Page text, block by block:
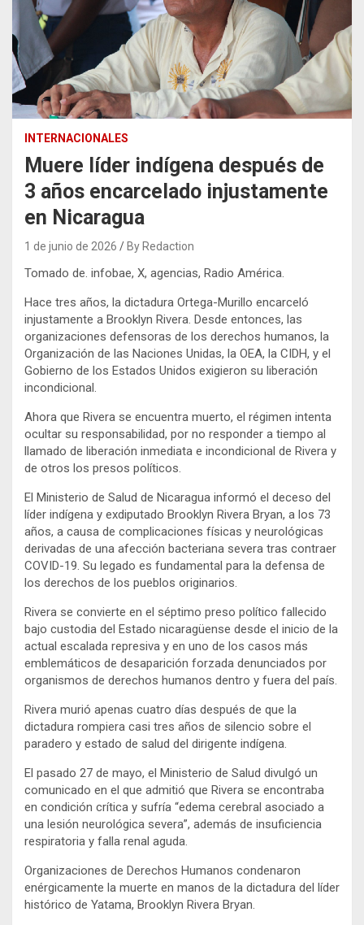
INTERNACIONALES
Muere líder indígena después de
3 años encarcelado injustamente
en Nicaragua
1 de junio de 2026 By Redaction
Tomado de. infobae, X, agencias, Radio América.
Hace tres años, la dictadura Ortega-Murillo encarceló
injustamente a Brooklyn Rivera. Desde entonces, las
organizaciones defensoras de los derechos humanos, la
Organización de las Naciones Unidas, la OEA, la CIDH, y el
Gobierno de los Estados Unidos exigieron su liberación
incondicional.
Ahora que Rivera se encuentra muerto, el régimen intenta
ocultar su responsabilidad, por no responder a tiempo al
llamado de liberación inmediata e incondicional de Rivera y
de otros los presos políticos.
El Ministerio de Salud de Nicaragua informó el deceso del
líder indígena y exdiputado Brooklyn Rivera Bryan, a los 73
años, a causa de complicaciones físicas y neurológicas
derivadas de una afección bacteriana severa tras contraer
COVID-19. Su legado es fundamental para la defensa de
los derechos de los pueblos originarios.
Rivera se convierte en el séptimo preso político fallecido
bajo custodia del Estado nicaragüense desde el inicio de la
actual escalada represiva y en uno de los casos más
emblemáticos de desaparición forzada denunciados por
organismos de derechos humanos dentro y fuera del país.
Rivera murió apenas cuatro días después de que la
dictadura rompiera casi tres años de silencio sobre el
paradero y estado de salud del dirigente indígena.
El pasado 27 de mayo, el Ministerio de Salud divulgó un
comunicado en el que admitió que Rivera se encontraba
en condición crítica y sufría “edema cerebral asociado a
una lesión neurológica severa”, además de insuficiencia
respiratoria y falla renal aguda.
Organizaciones de Derechos Humanos condenaron
enérgicamente la muerte en manos de la dictadura del líder
histórico de Yatama, Brooklyn Rivera Bryan.